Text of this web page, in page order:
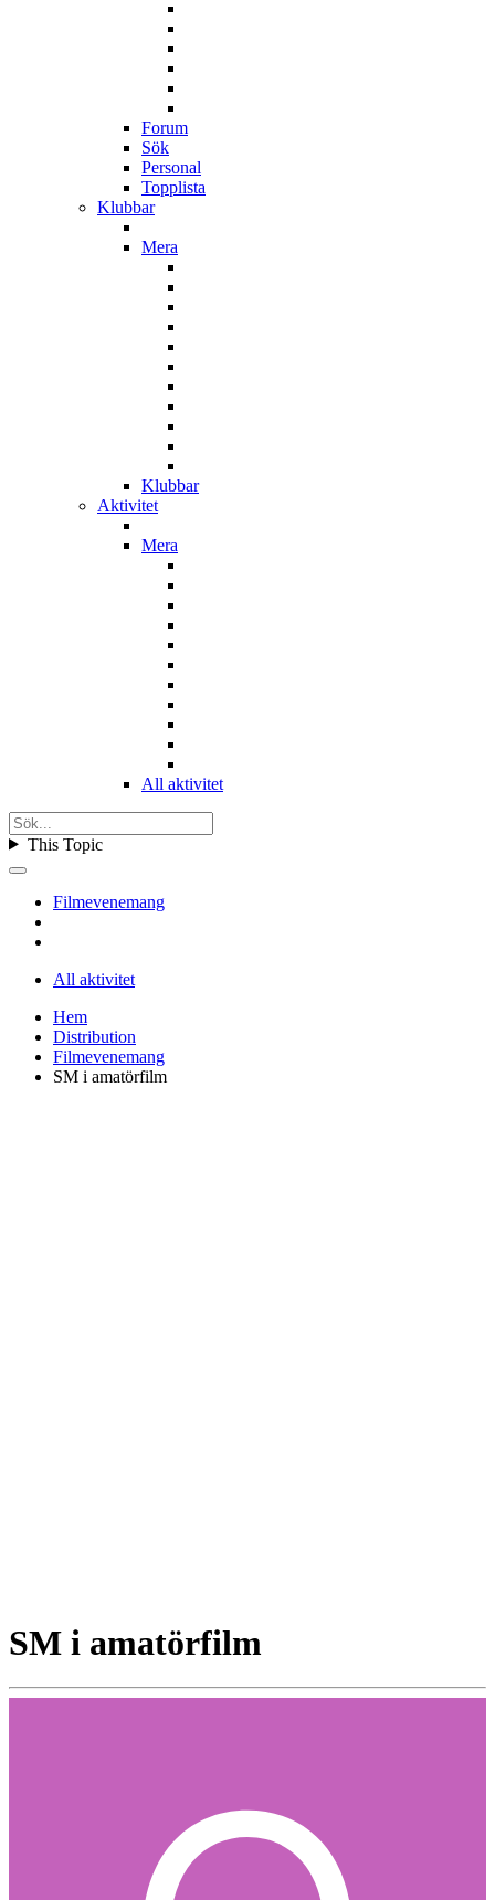
Forum
Sök
Personal
Topplista
Klubbar
Mera
Klubbar
Aktivitet
Mera
All aktivitet
This Topic
Filmevenemang
All aktivitet
Hem
Distribution
Filmevenemang
SM i amatörfilm
SM i amatörfilm